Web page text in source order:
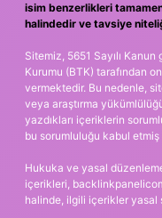
isim benzerlikleri
halindedir ve tavsiye
Sitemiz, 5651 Sayılı
Kurumu (BTK) tarafından
vermektedir. Bu nedenle,
veya araştırma
yazdıkları içeriklerin
bu sorumluluğu kabul etmiş
Hukuka ve yasal
içerikleri,
halinde, ilgili içerikler yasal